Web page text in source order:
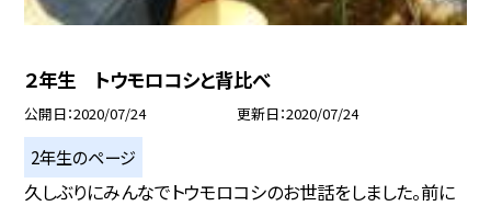
２年生 トウモロコシと背比べ
公開日 2020/07/24 更新日 2020/07/24
2年生のページ
久しぶりにみんなでトウモロコシのお世話をしました。前に